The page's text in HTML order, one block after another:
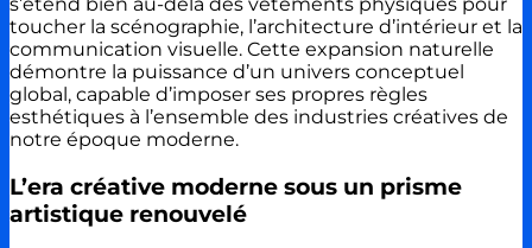
s’étend bien au-delà des vêtements physiques pour
toucher la scénographie, l’architecture d’intérieur et la
communication visuelle. Cette expansion naturelle
démontre la puissance d’un univers conceptuel
global, capable d’imposer ses propres règles
esthétiques à l’ensemble des industries créatives de
notre époque moderne.
L’era créative moderne sous un prisme
artistique renouvelé